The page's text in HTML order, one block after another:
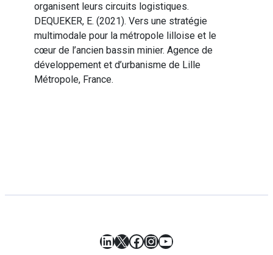
organisent leurs circuits logistiques.
DEQUEKER, E. (2021). Vers une stratégie
multimodale pour la métropole lilloise et le
cœur de l’ancien bassin minier. Agence de
développement et d’urbanisme de Lille
Métropole, France.
LinkedIn
X Facebook
Instagram
YouTube